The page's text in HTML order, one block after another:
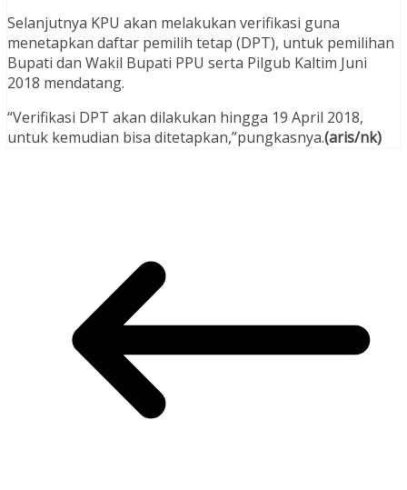
Selanjutnya KPU akan melakukan verifikasi guna
menetapkan daftar pemilih tetap (DPT), untuk pemilihan
Bupati dan Wakil Bupati PPU serta Pilgub Kaltim Juni
2018 mendatang.
“Verifikasi DPT akan dilakukan hingga 19 April 2018,
untuk kemudian bisa ditetapkan,”pungkasnya.(aris/nk)